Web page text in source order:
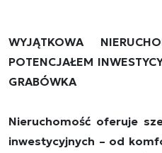
WYJĄTKOWA
POTENCJAŁEM
GRABÓWKA
Nieruchomość oferuje
inwestycyjnych – od